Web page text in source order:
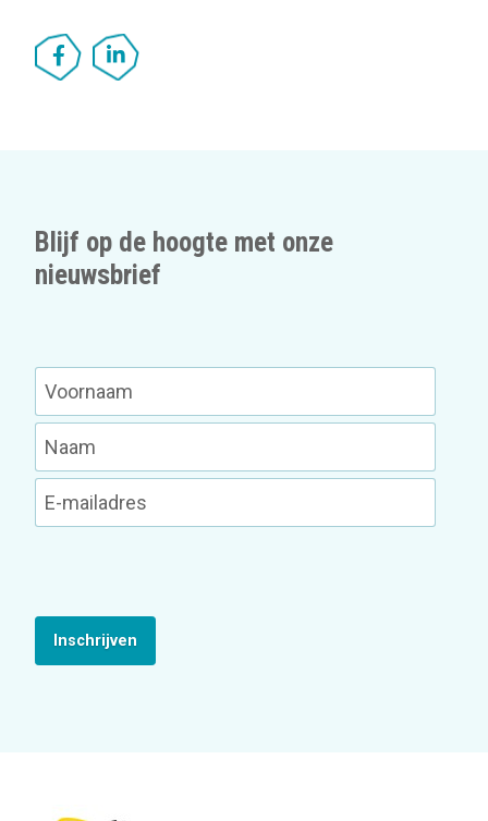
Blijf op de hoogte met onze
nieuwsbrief
Inschrijven